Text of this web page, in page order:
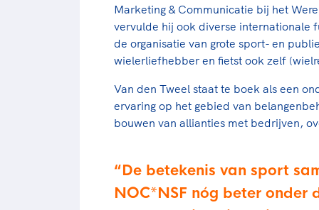
Marketing & Communicatie bij het
vervulde hij ook diverse internationale
de organisatie van grote sport- en
wielerliefhebber en fietst ook zelf
Van den Tweel staat te boek als een
ervaring op het gebied van
bouwen van allianties met bedrijven,
De betekenis van sport
NOC*NSF nóg beter onder